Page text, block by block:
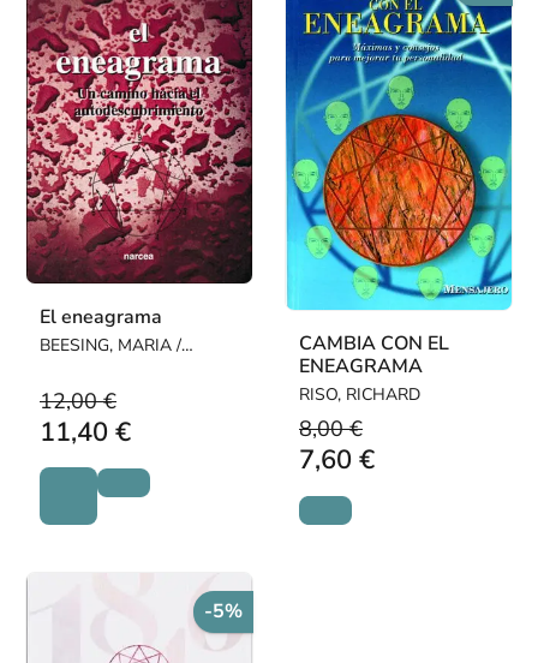
El eneagrama
BEESING, MARIA /
O'LEARY, PATRICK H.
12,00 €
11,40 €
CAMBIA CON EL
ENEAGRAMA
RISO, RICHARD
8,00 €
7,60 €
-5%